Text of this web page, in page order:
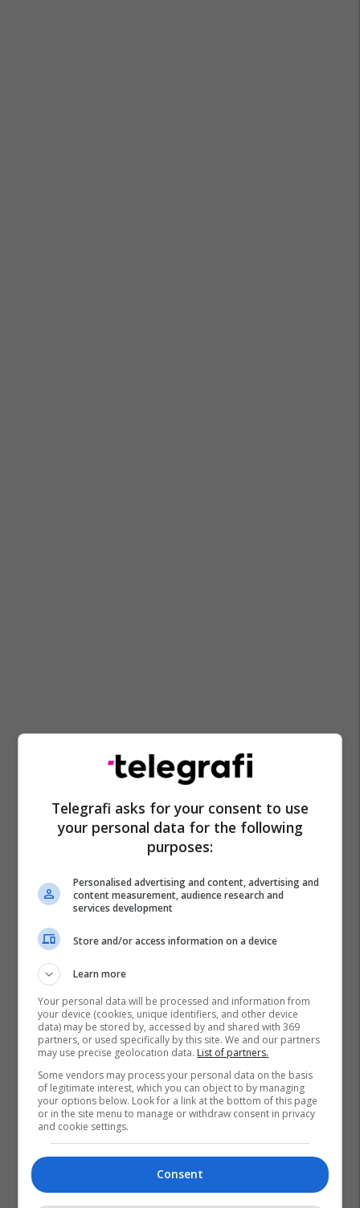
Celulari
Telegrafi asks for your consent to use
your personal data for the following
purposes:
Personalised advertising and content, advertising and
content measurement, audience research and
services development
Store and/or access information on a device
Learn more
Your personal data will be processed and information from
your device (cookies, unique identifiers, and other device
data) may be stored by, accessed by and shared with 369
partners, or used specifically by this site. We and our partners
may use precise geolocation data. List of partners.
Some vendors may process your personal data on the basis
of legitimate interest, which you can object to by managing
your options below. Look for a link at the bottom of this page
or in the site menu to manage or withdraw consent in privacy
and cookie settings.
Consent